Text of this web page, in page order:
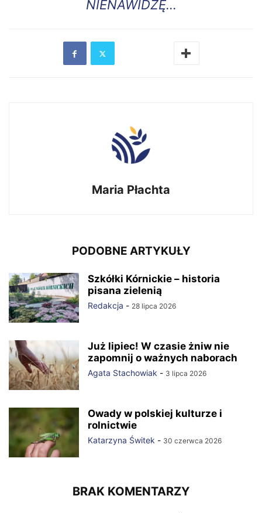
NIENAWIDZĘ…
Maria Płachta
PODOBNE ARTYKUŁY
Szkółki Kórnickie – historia
pisana zielenią
Redakcja - 28 lipca 2026
Już lipiec! W czasie żniw nie
zapomnij o ważnych naborach
Agata Stachowiak - 3 lipca 2026
Owady w polskiej kulturze i
rolnictwie
Katarzyna Świtek - 30 czerwca 2026
BRAK KOMENTARZY